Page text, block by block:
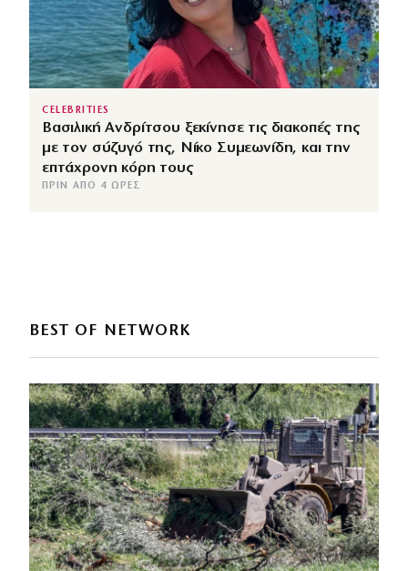
CELEBRITIES
Βασιλική Ανδρίτσου ξεκίνησε τις διακοπές της
με τον σύζυγό της, Νίκο Συμεωνίδη, και την
επτάχρονη κόρη τους
ΠΡΙΝ ΑΠΌ 4 ΏΡΕΣ
BEST OF NETWORK